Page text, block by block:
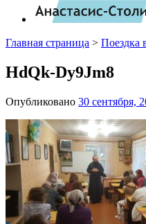
Главная страница > Поездка
HdQk-Dy9Jm8
Опубликовано 30 сентября,